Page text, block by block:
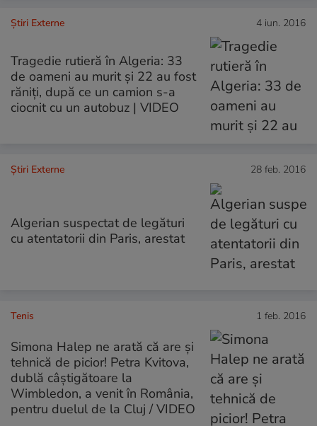
Știri Externe 4 iun. 2016
Tragedie rutieră în Algeria: 33
de oameni au murit și 22 au fost
răniți, după ce un camion s-a
ciocnit cu un autobuz | VIDEO
Știri Externe 28 feb. 2016
Algerian suspectat de legături
cu atentatorii din Paris, arestat
Tenis 1 feb. 2016
Simona Halep ne arată că are și
tehnică de picior! Petra Kvitova,
dublă câștigătoare la
Wimbledon, a venit în România,
pentru duelul de la Cluj / VIDEO